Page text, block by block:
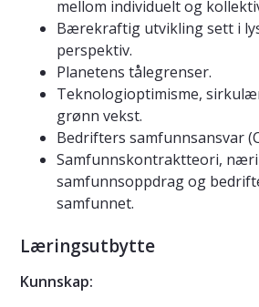
mellom individuelt og
Bærekraftig utvikling sett i
perspektiv.
Planetens tålegrenser.
Teknologioptimisme,
grønn vekst.
Bedrifters samfunnsansvar
Samfunnskontraktteori,
samfunnsoppdrag og
samfunnet.
Læringsutbytte
Kunnskap: